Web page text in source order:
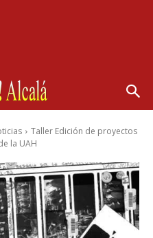
Taller Edición de proyectos
la UAH